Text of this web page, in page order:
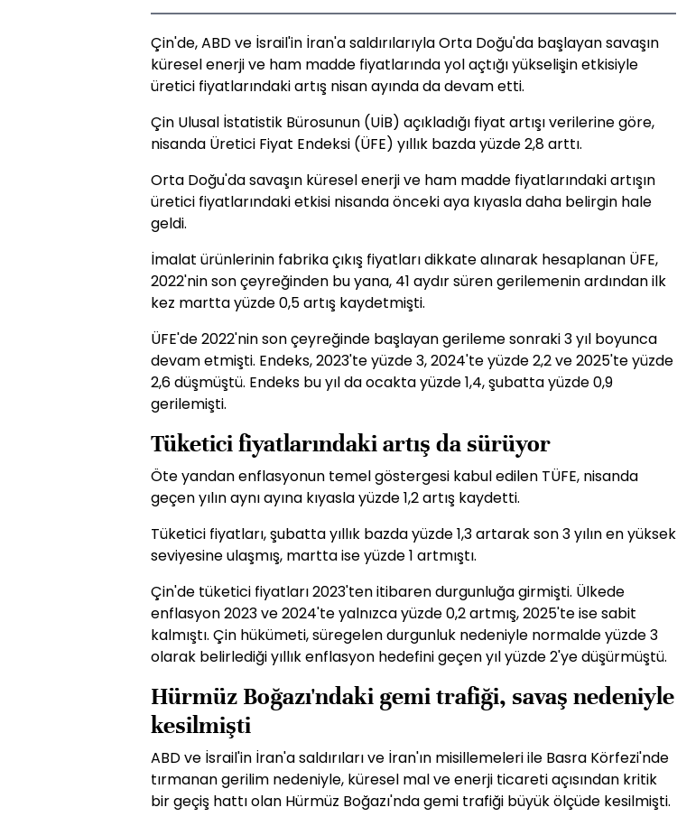
Çin'de, ABD ve İsrail'in İran'a saldırılarıyla Orta Doğu'da başlayan savaşın
küresel enerji ve ham madde fiyatlarında yol açtığı yükselişin etkisiyle
üretici fiyatlarındaki artış nisan ayında da devam etti.
Çin Ulusal İstatistik Bürosunun (UİB) açıkladığı fiyat artışı verilerine göre,
nisanda Üretici Fiyat Endeksi (ÜFE) yıllık bazda yüzde 2,8 arttı.
Orta Doğu'da savaşın küresel enerji ve ham madde fiyatlarındaki artışın
üretici fiyatlarındaki etkisi nisanda önceki aya kıyasla daha belirgin hale
geldi.
İmalat ürünlerinin fabrika çıkış fiyatları dikkate alınarak hesaplanan ÜFE,
2022'nin son çeyreğinden bu yana, 41 aydır süren gerilemenin ardından ilk
kez martta yüzde 0,5 artış kaydetmişti.
ÜFE'de 2022'nin son çeyreğinde başlayan gerileme sonraki 3 yıl boyunca
devam etmişti. Endeks, 2023'te yüzde 3, 2024'te yüzde 2,2 ve 2025'te yüzde
2,6 düşmüştü. Endeks bu yıl da ocakta yüzde 1,4, şubatta yüzde 0,9
gerilemişti.
Tüketici fiyatlarındaki artış da sürüyor
Öte yandan enflasyonun temel göstergesi kabul edilen TÜFE, nisanda
geçen yılın aynı ayına kıyasla yüzde 1,2 artış kaydetti.
Tüketici fiyatları, şubatta yıllık bazda yüzde 1,3 artarak son 3 yılın en yüksek
seviyesine ulaşmış, martta ise yüzde 1 artmıştı.
Çin'de tüketici fiyatları 2023'ten itibaren durgunluğa girmişti. Ülkede
enflasyon 2023 ve 2024'te yalnızca yüzde 0,2 artmış, 2025'te ise sabit
kalmıştı. Çin hükümeti, süregelen durgunluk nedeniyle normalde yüzde 3
olarak belirlediği yıllık enflasyon hedefini geçen yıl yüzde 2'ye düşürmüştü.
Hürmüz Boğazı'ndaki gemi trafiği, savaş nedeniyle
kesilmişti
ABD ve İsrail'in İran'a saldırıları ve İran'ın misillemeleri ile Basra Körfezi'nde
tırmanan gerilim nedeniyle, küresel mal ve enerji ticareti açısından kritik
bir geçiş hattı olan Hürmüz Boğazı'nda gemi trafiği büyük ölçüde kesilmişti.